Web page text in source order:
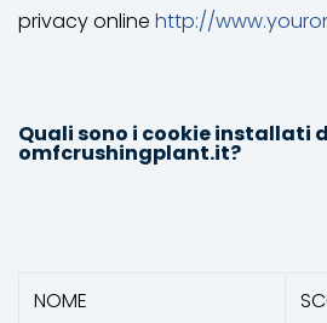
privacy online http://
Quali sono i cookie installati
omfcrushingplant.it?
NOME